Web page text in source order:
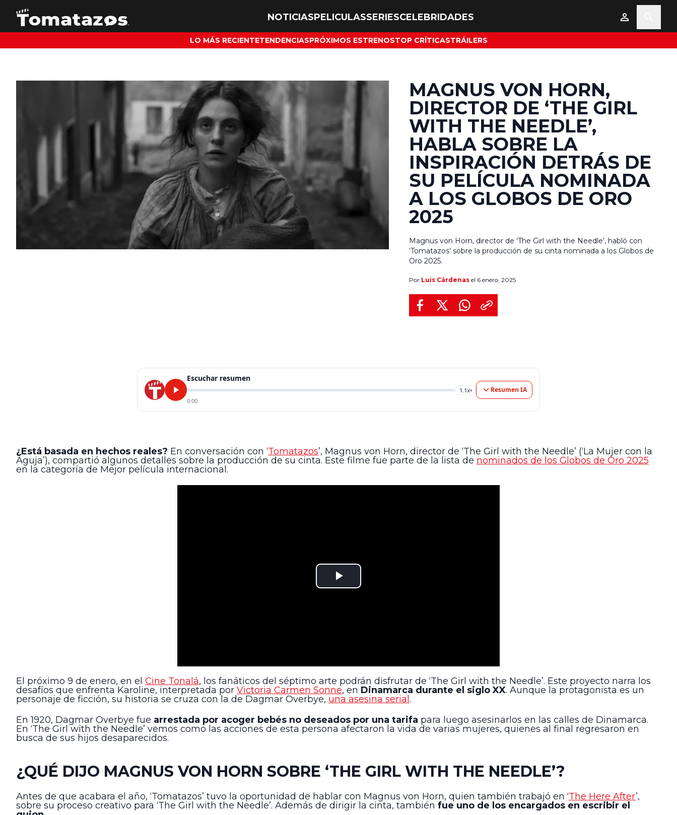
NOTICIASPELICULASSERIESCELEBRIDADES
LO MÁS RECIENTETENDENCIASPRÓXIMOS ESTRENOSTOP CRÍTICASTRÁILERS
MAGNUS VON HORN,
DIRECTOR DE ‘THE GIRL
WITH THE NEEDLE’,
HABLA SOBRE LA
INSPIRACIÓN DETRÁS DE
SU PELÍCULA NOMINADA
A LOS GLOBOS DE ORO
2025
Magnus von Horn, director de ‘The Girl with the Needle’, habló con
‘Tomatazos’ sobre la producción de su cinta nominada a los Globos de
Oro 2025.
Por Luis Cárdenas el 6 enero, 2025
Escuchar resumen
1.1x▾
0:00
Resumen IA
¿Está basada en hechos reales? En conversación con ‘Tomatazos’, Magnus von Horn, director de ‘The Girl with the Needle’ (‘La Mujer con la
Aguja’), compartió algunos detalles sobre la producción de su cinta. Este filme fue parte de la lista de nominados de los Globos de Oro 2025
en la categoría de Mejor película internacional.
El próximo 9 de enero, en el Cine Tonalá, los fanáticos del séptimo arte podrán disfrutar de ‘The Girl with the Needle’. Este proyecto narra los
desafíos que enfrenta Karoline, interpretada por Victoria Carmen Sonne, en Dinamarca durante el siglo XX. Aunque la protagonista es un
personaje de ficción, su historia se cruza con la de Dagmar Overbye, una asesina serial .
En 1920, Dagmar Overbye fue arrestada por acoger bebés no deseados por una tarifa para luego asesinarlos en las calles de Dinamarca.
En ‘The Girl with the Needle’ vemos como las acciones de esta persona afectaron la vida de varias mujeres, quienes al final regresaron en
busca de sus hijos desaparecidos.
¿QUÉ DIJO MAGNUS VON HORN SOBRE ‘THE GIRL WITH THE NEEDLE’?
Antes de que acabara el año, ‘Tomatazos’ tuvo la oportunidad de hablar con Magnus von Horn, quien también trabajó en ‘The Here After’,
sobre su proceso creativo para ‘The Girl with the Needle’. Además de dirigir la cinta, también fue uno de los encargados en escribir el